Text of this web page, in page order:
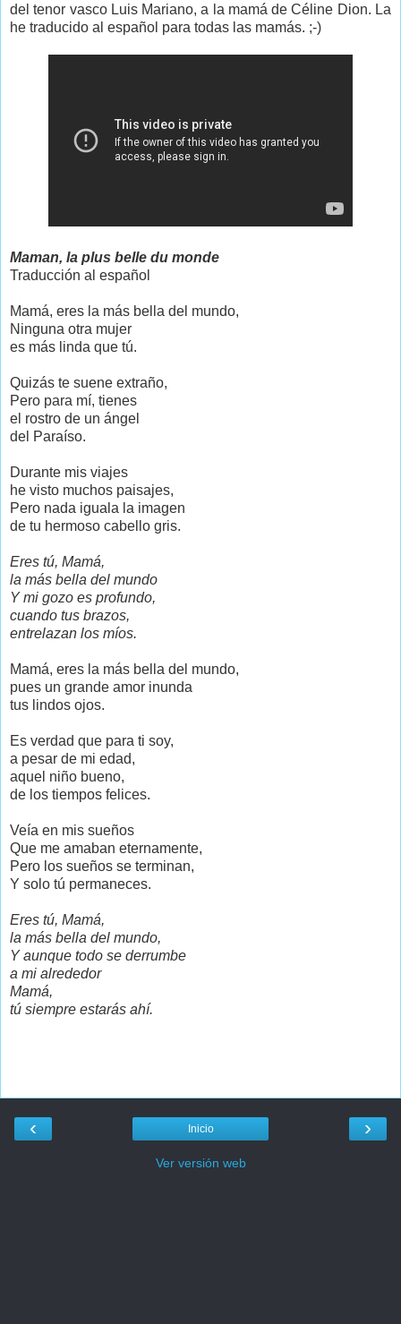
del tenor vasco Luis Mariano, a la mamá de Céline Dion. La
he traducido al español para todas las mamás. ;-)
Maman, la plus belle du monde
Traducción al español
Mamá, eres la más bella del mundo,
Ninguna otra mujer
es más linda que tú.
Quizás te suene extraño,
Pero para mí, tienes
el rostro de un ángel
del Paraíso.
Durante mis viajes
he visto muchos paisajes,
Pero nada iguala la imagen
de tu hermoso cabello gris.
Eres tú, Mamá,
la más bella del mundo
Y mi gozo es profundo,
cuando tus brazos,
entrelazan los míos.
Mamá, eres la más bella del mundo,
pues un grande amor inunda
tus lindos ojos.
Es verdad que para ti soy,
a pesar de mi edad,
aquel niño bueno,
de los tiempos felices.
Veía en mis sueños
Que me amaban eternamente,
Pero los sueños se terminan,
Y solo tú permaneces.
Eres tú, Mamá,
la más bella del mundo,
Y aunque todo se derrumbe
a mi alrededor
Mamá,
tú siempre estarás ahí.
‹ ›
Inicio
Ver versión web